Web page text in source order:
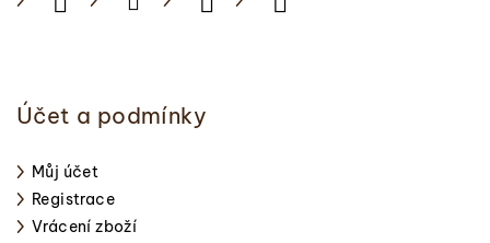
Účet a podmínky
Můj účet
Registrace
Vrácení zboží